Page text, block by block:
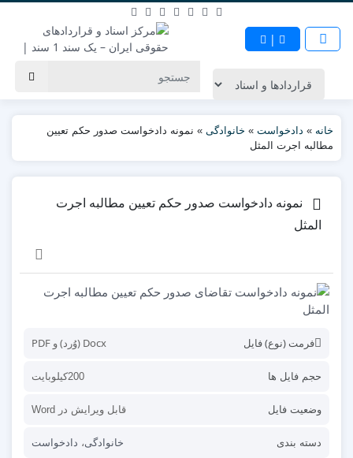
|
خانه » دادخواست » خانوادگی » نمونه دادخواست صدور حکم تعیین
مطالبه اجرت المثل
نمونه دادخواست صدور حکم تعیین مطالبه اجرت
المثل
فرمت (نوع) فایل Docx (وُرد) و PDF
حجم فایل ها 200کیلوبایت
وضعیت فایل قابل ویرایش در Word
دسته بندی خانوادگی، دادخواست